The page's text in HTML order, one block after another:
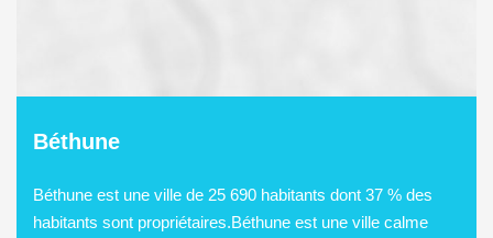
Béthune
Béthune est une ville de 25 690 habitants dont 37 % des
habitants sont propriétaires.Béthune est une ville calme